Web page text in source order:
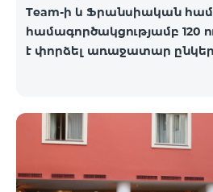
Team-ի և Ֆրանսիական
համագործակցությամբ 120
է փորձել առաջատար